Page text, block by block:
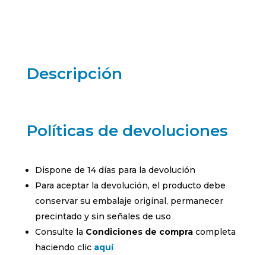
Descripción
Políticas de devoluciones
Dispone de 14 días para la devolución
Para aceptar la devolución, el producto debe
conservar su embalaje original, permanecer
precintado y sin señales de uso
Consulte la Condiciones de compracompleta
haciendo clic aquí